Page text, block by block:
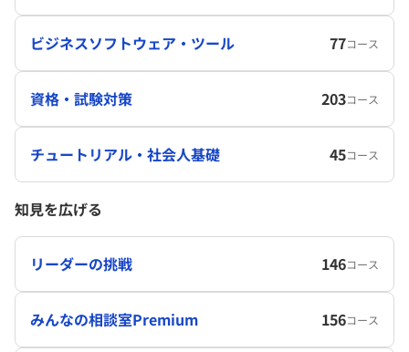
ビジネスソフトウェア・ツール 77コース
資格・試験対策 203コース
チュートリアル・社会人基礎 45コース
知見を広げる
リーダーの挑戦 146コース
みんなの相談室Premium 156コース